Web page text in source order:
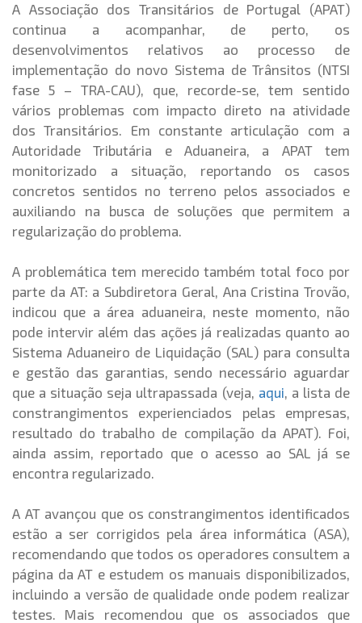
A Associação dos Transitários de Portugal (APAT)
continua a acompanhar, de perto, os
desenvolvimentos relativos ao processo de
implementação do novo Sistema de Trânsitos (NTSI
fase 5 – TRA-CAU), que, recorde-se, tem sentido
vários problemas com impacto direto na atividade
dos Transitários. Em constante articulação com a
Autoridade Tributária e Aduaneira, a APAT tem
monitorizado a situação, reportando os casos
concretos sentidos no terreno pelos associados e
auxiliando na busca de soluções que permitem a
regularização do problema.
A problemática tem merecido também total foco por
parte da AT: a Subdiretora Geral, Ana Cristina Trovão,
indicou que a área aduaneira, neste momento, não
pode intervir além das ações já realizadas quanto ao
Sistema Aduaneiro de Liquidação (SAL) para consulta
e gestão das garantias, sendo necessário aguardar
que a situação seja ultrapassada (veja, aqui, a lista de
constrangimentos experienciados pelas empresas,
resultado do trabalho de compilação da APAT). Foi,
ainda assim, reportado que o acesso ao SAL já se
encontra regularizado.
A AT avançou que os constrangimentos identificados
estão a ser corrigidos pela área informática (ASA),
recomendando que todos os operadores consultem a
página da AT e estudem os manuais disponibilizados,
incluindo a versão de qualidade onde podem realizar
testes. Mais recomendou que os associados que